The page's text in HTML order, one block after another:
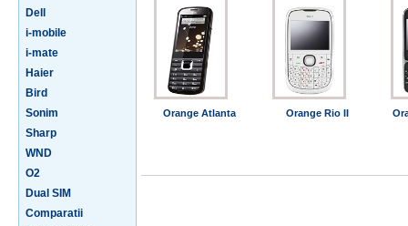
Dell
i-mobile
i-mate
Haier
Bird
Sonim
Sharp
WND
O2
Dual SIM
Comparatii
Orange Atlanta Orange Rio II